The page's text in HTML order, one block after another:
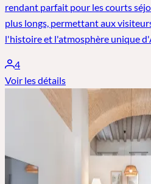
rendant parfait pour les courts
plus longs, permettant aux
l'histoire et l'atmosphère unique
4
Voir les détails